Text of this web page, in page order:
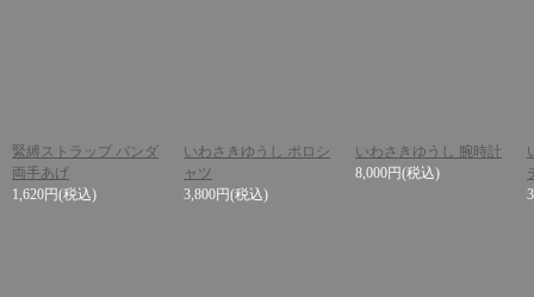
緊縛ストラップ パンダ
両手あげ
1,620円(税込)
いわさきゆうし ポロシ
ャツ
3,800円(税込)
いわさきゆうし 腕時計
8,000円(税込)